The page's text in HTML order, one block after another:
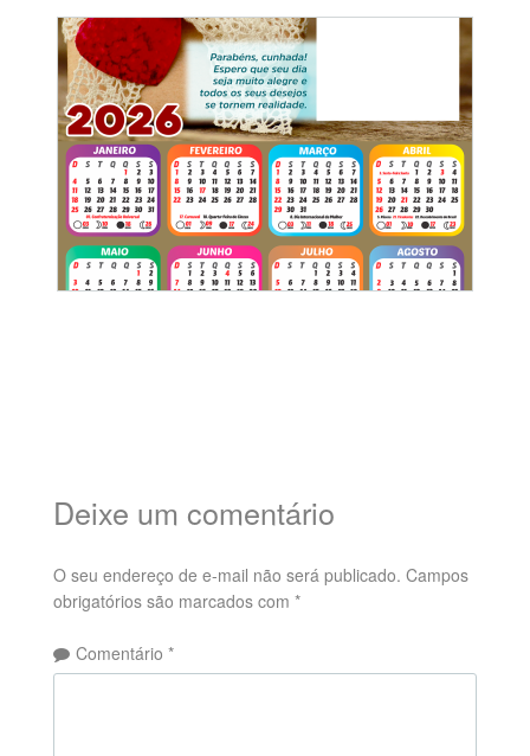
Deixe um comentário
O seu endereço de e-mail não será publicado. Campos
obrigatórios são marcados com *
Comentário *